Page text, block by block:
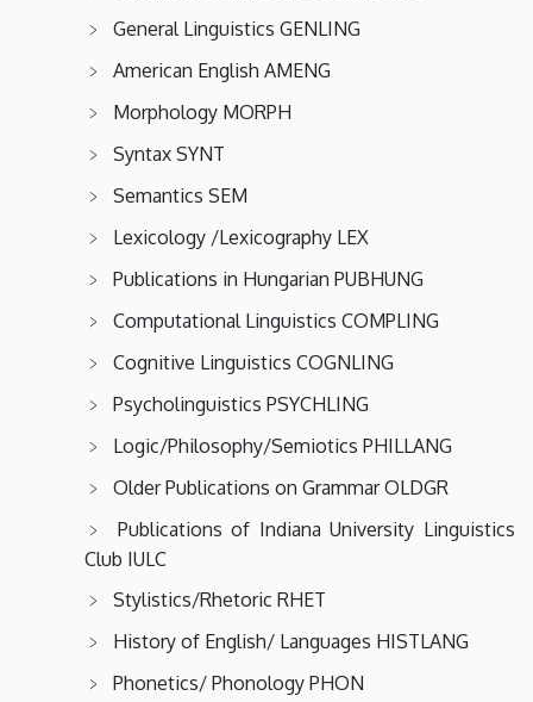
General Linguistics GENLING
American English AMENG
Morphology MORPH
Syntax SYNT
Semantics SEM
Lexicology /Lexicography LEX
Publications in Hungarian PUBHUNG
Computational Linguistics COMPLING
Cognitive Linguistics COGNLING
Psycholinguistics PSYCHLING
Logic/Philosophy/Semiotics PHILLANG
Older Publications on Grammar OLDGR
Publications of Indiana University Linguistics
Club IULC
Stylistics/Rhetoric RHET
History of English/ Languages HISTLANG
Phonetics/ Phonology PHON